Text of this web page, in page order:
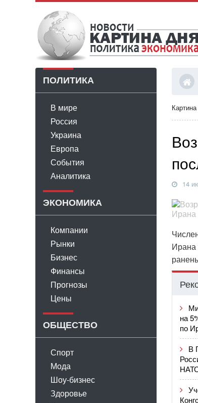
ПОЛИТИКА
В мире
Россия
Украина
Европа
События
Аналитика
ЭКОНОМИКА
Компании
Рынки
Бизнес
Финансы
Прогнозы
Цены
ОБЩЕСТВО
Спорт
Мода
Шоу-бизнес
Здоровье
14
Ирана
на
по
В